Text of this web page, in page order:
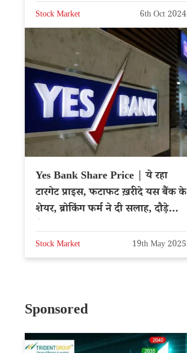
Stock Market 6th Oct 2024
Yes Bank Share Price | ये रहा
टारगेट प्राइस, फटाफट ख़रीदे यस बैंक के
शेयर, ब्रोकिंग फर्म ने दी सलाह, दौड़ेगा
Stock Market 19th May 2025
Sponsored